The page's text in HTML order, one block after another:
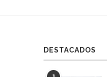
DESTACADOS